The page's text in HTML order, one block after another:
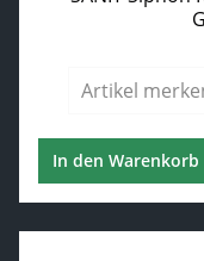
Artikel
In den Warenkorb